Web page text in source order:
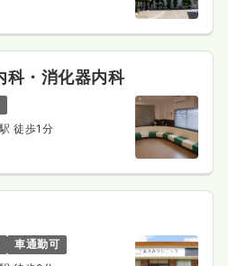
科・消化器内科
徒歩1分
車通勤可